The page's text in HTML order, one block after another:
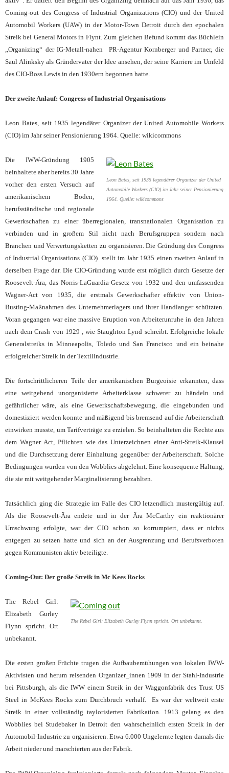
Coming-out des Congress of Industrial Organizations (CIO) und der United
Automobil Workers (UAW) in der Motor-Town Detroit durch den epochalen
Streik bei General Motors in Flynt. Zum gleichen Befund kommt das Büchlein
„Organizing“ der IG-Metall-nahen PR-Agentur Kornberger und Partner, die
Saul Alinksky als Gründervater der Idee ansehen, der seine Karriere im Umfeld
des CIO-Boss Lewis in den 1930ern begonnen hatte.
Der zweite Anlauf: Congress of Industrial Organisations
Leon Bates, seit 1935 legendärer Organizer der United Automobile Workers
(CIO) im Jahr seiner Pensionierung 1964. Quelle: wikicommons
Leon Bates, seit 1935 legendärer Organizer der United
Automobile Workers (CIO) im Jahr seiner Pensionierung
1964. Quelle: wikicommons
Die IWW-Gründung 1905
beinhaltete aber bereits 30 Jahre
vorher den ersten Versuch auf
amerikanischem Boden,
berufsständische und regionale
Gewerkschaften zu einer überregionalen, transnationalen Organisation zu
verbinden und in großem Stil nicht nach Berufsgruppen sondern nach
Branchen und Verwertungsketten zu organisieren. Die Gründung des Congress
of Industrial Organisations (CIO) stellt im Jahr 1935 einen zweiten Anlauf in
derselben Frage dar. Die CIO-Gründung wurde erst möglich durch Gesetze der
Roosevelt-Ära, das Norris-LaGuardia-Gesetz von 1932 und den umfassenden
Wagner-Act von 1935, die erstmals Gewerkschafter effektiv von Union-
Busting-Maßnahmen des Unternehmerlagers und ihrer Handlanger schützten.
Voran gegangen war eine massive Eruption von Arbeiterunruhe in den Jahren
nach dem Crash von 1929 , wie Staughton Lynd schreibt. Erfolgreiche lokale
Generalstreiks in Minneapolis, Toledo und San Francisco und ein beinahe
erfolgreicher Streik in der Textilindustrie.
Die fortschrittlicheren Teile der amerikanischen Burgeoisie erkannten, dass
eine weitgehend unorganisierte Arbeiterklasse schwerer zu händeln und
gefährlicher wäre, als eine Gewerkschaftsbewegung, die eingebunden und
domestiziert werden konnte und mäßigend bis bremsend auf die Arbeiterschaft
einwirken musste, um Tarifverträge zu erzielen. So beinhalteten die Rechte aus
dem Wagner Act, Pflichten wie das Unterzeichnen einer Anti-Streik-Klausel
und die Durchsetzung derer Einhaltung gegenüber der Arbeiterschaft. Solche
Bedingungen wurden von den Wobblies abgelehnt. Eine konsequente Haltung,
die sie mit weitgehender Marginalisierung bezahlten.
Tatsächlich ging die Strategie im Falle des CIO letzendlich mustergültig auf.
Als die Roosevelt-Ära endete und in der Ära McCarthy ein reaktionärer
Umschwung erfolgte, war der CIO schon so korrumpiert, dass er nichts
entgegen zu setzen hatte und sich an der Ausgrenzung und Berufsverboten
gegen Kommunisten aktiv beteiligte.
Coming-Out: Der große Streik in Mc Kees Rocks
The Rebel Girl: Elizabeth Gurley Flynn spricht. Ort unbekannt.
The Rebel Girl:
Elizabeth Gurley
Flynn spricht. Ort
unbekannt.
Die ersten großen Früchte trugen die Aufbaubemühungen von lokalen IWW-
Aktivisten und herum reisenden Organizer_innen 1909 in der Stahl-Industrie
bei Pittsburgh, als die IWW einem Streik in der Waggonfabrik des Trust US
Steel in McKees Rocks zum Durchbruch verhalf. Es war der weltweit erste
Streik in einer vollständig taylorisierten Fabrikation. 1913 gelang es den
Wobblies bei Studebaker in Detroit den wahrscheinlich ersten Streik in der
Automobil-Industrie zu organisieren. Etwa 6.000 Ungelernte legten damals die
Arbeit nieder und marschierten aus der Fabrik.